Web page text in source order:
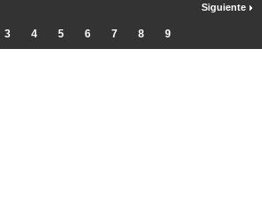
3 4 5 6 7 8 9
Siguiente